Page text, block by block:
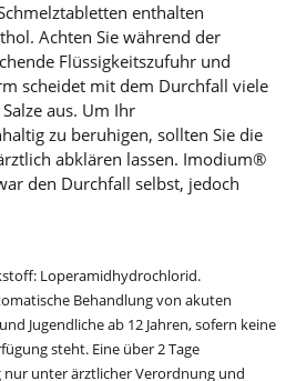
enthalten
Achten Sie während der
Flüssigkeitszufuhr und
scheidet mit dem Durchfall viele
aus. Um Ihr
zu beruhigen, sollten Sie die
abklären lassen. Imodium®
den Durchfall selbst, jedoch
Loperamidhydrochlorid.
Behandlung von akuten
Jugendliche ab 12 Jahren, sofern keine
steht. Eine über 2 Tage
unter ärztlicher Verordnung und